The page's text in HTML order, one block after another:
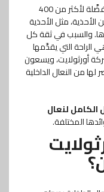
تُعدُّ نعال أورثولايت الداخلية هي النعال المفضَّلة لأكثر من 400
مثل الأحذية
والسبب في ثقة كل
الراحة التي يقدِّمها
أورثولايت، ويسعون
من النعال الداخلية
الكامل لنعال
المختلفة.